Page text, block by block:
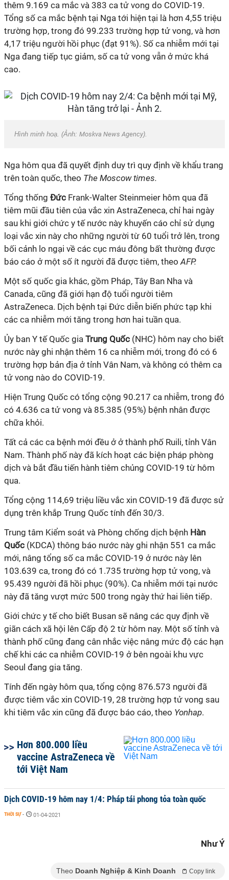
thêm 9.169 ca mắc và 383 ca tử vong do COVID-19.
Tổng số ca mắc bệnh tại Nga tới hiện tại là hơn 4,55 triệu
trường hợp, trong đó 99.233 trường hợp tử vong, và hơn
4,17 triệu người hồi phục (đạt 91%). Số ca nhiễm mới tại
Nga đang tiếp tục giảm, số ca tử vong vẫn ở mức khá
cao.
Hình minh hoạ. (Ảnh: Moskva News Agency).
Nga hôm qua đã quyết định duy trì quy định về khẩu trang
trên toàn quốc, theo The Moscow times.
Tổng thống Đức Frank-Walter Steinmeier hôm qua đã
tiêm mũi đầu tiên của vắc xin AstraZeneca, chỉ hai ngày
sau khi giới chức y tế nước này khuyến cáo chỉ sử dụng
loại vắc xin này cho những người từ 60 tuổi trở lên, trong
bối cảnh lo ngại về các cục máu đông bất thường được
báo cáo ở một số ít người đã được tiêm, theoAFP.
Một số quốc gia khác, gồm Pháp, Tây Ban Nha và
Canada, cũng đã giới hạn độ tuổi người tiêm
AstraZeneca. Dịch bệnh tại Đức diễn biến phức tạp khi
các ca nhiễm mới tăng trong hơn hai tuần qua.
Ủy ban Y tế Quốc gia Trung Quốc (NHC) hôm nay cho biết
nước này ghi nhận thêm 16 ca nhiễm mới, trong đó có 6
trường hợp bản địa ở tỉnh Vân Nam, và không có thêm ca
tử vong nào do COVID-19.
Hiện Trung Quốc có tổng cộng 90.217 ca nhiễm, trong đó
có 4.636 ca tử vong và 85.385 (95%) bệnh nhân được
chữa khỏi.
Tất cả các ca bệnh mới đều ở ở thành phố Ruili, tỉnh Vân
Nam. Thành phố này đã kích hoạt các biện pháp phòng
dịch và bắt đầu tiến hành tiêm chủng COVID-19 từ hôm
qua.
Tổng cộng 114,69 triệu liều vắc xin COVID-19 đã được sử
dụng trên khắp Trung Quốc tính đến 30/3.
Trung tâm Kiểm soát và Phòng chống dịch bệnh Hàn
Quốc (KDCA) thông báo nước này ghi nhận 551 ca mắc
mới, nâng tổng số ca mắc COVID-19 ở nước này lên
103.639 ca, trong đó có 1.735 trường hợp tử vong, và
95.439 người đã hồi phục (90%). Ca nhiễm mới tại nước
này đã tăng vượt mức 500 trong ngày thứ hai liên tiếp.
Giới chức y tế cho biết Busan sẽ nâng các quy định về
giãn cách xã hội lên Cấp độ 2 từ hôm nay. Một số tỉnh và
thành phố cũng đang cân nhắc việc nâng mức độ các hạn
chế khi các ca nhiễm COVID-19 ở bên ngoài khu vực
Seoul đang gia tăng.
Tính đến ngày hôm qua, tổng cộng 876.573 người đã
được tiêm vắc xin COVID-19, 28 trường hợp tử vong sau
khi tiêm vắc xin cũng đã được báo cáo, theo Yonhap.
Hơn 800.000 liều
vaccine AstraZeneca về
tới Việt Nam
Dịch COVID-19 hôm nay 1/4: Pháp tái phong tỏa toàn quốc
THỜI SỰ - 01-04-2021
Như Ý
Theo Doanh Nghiệp & Kinh Doanh Copy link